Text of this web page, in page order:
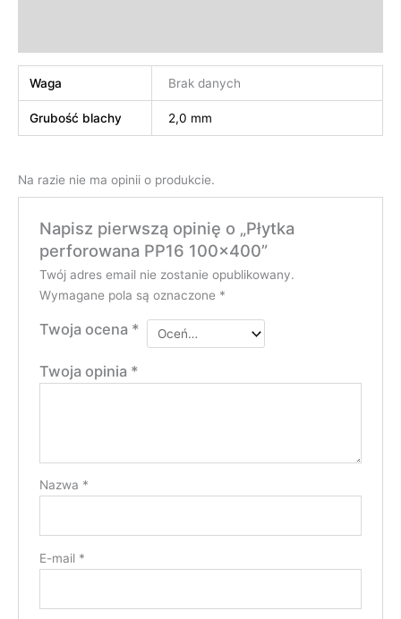
Waga Brak danych
Grubość blachy 2,0 mm
Na razie nie ma opinii o produkcie.
Napisz pierwszą opinię o „Płytka
perforowana PP16 100×400”
Twój adres email nie zostanie opublikowany.
Wymagane pola są oznaczone *
Twoja ocena *
Twoja opinia *
Nazwa *
E-mail *